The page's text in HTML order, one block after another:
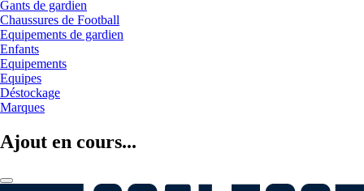
Gants de gardien
Chaussures de Football
Equipements de gardien
Enfants
Equipements
Equipes
Déstockage
Marques
Ajout en cours...